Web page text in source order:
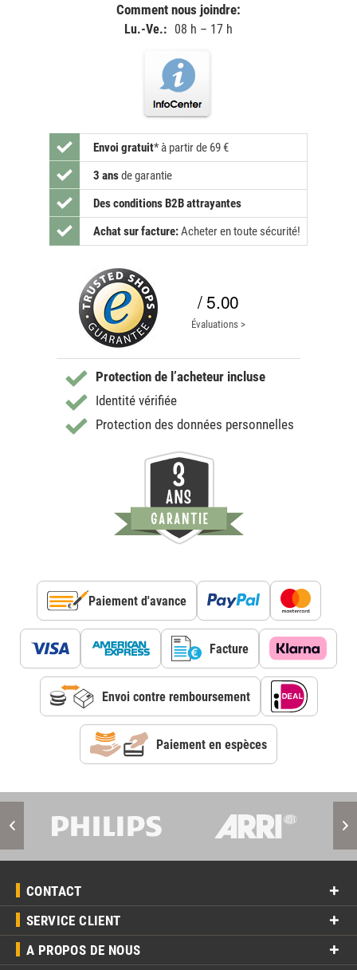
Comment nous joindre:
Lu.-Ve.: 08 h – 17 h
Envoi gratuit* à partir de 69 €
3 ansde garantie
Des conditions B2B attrayantes
Achat sur facture:Acheter en toute sécurité!
/ 5.00
Évaluations >
Protection de l’acheteur incluse
Identité vérifiée
Protection des données personnelles
Paiement d'avance
Facture
Envoi contre remboursement
Paiement en espèces
CONTACT
SERVICE CLIENT
A PROPOS DE NOUS